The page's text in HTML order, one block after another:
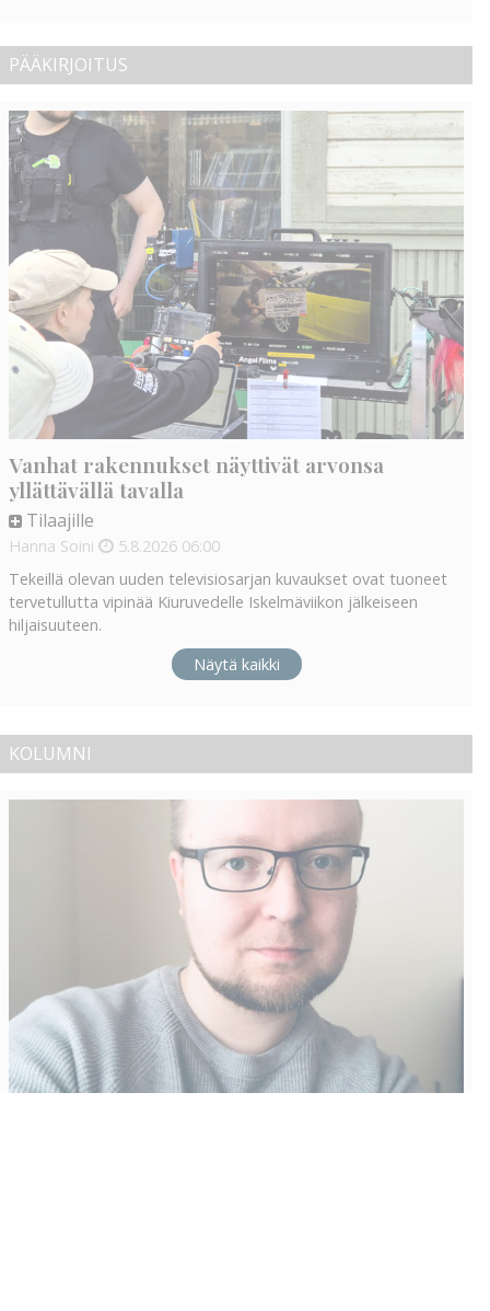
PÄÄKIRJOITUS
Vanhat rakennukset näyttivät arvonsa
yllättävällä tavalla
Tilaajille
Hanna Soini 5.8.2026 06:00
Tekeillä olevan uuden televisiosarjan kuvaukset ovat tuoneet
tervetullutta vipinää Kiuruvedelle Iskelmäviikon jälkeiseen
hiljaisuuteen.
Näytä kaikki
KOLUMNI